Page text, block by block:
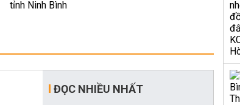
ĐỌC NHIỀU NHẤT